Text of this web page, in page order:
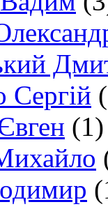
(1)